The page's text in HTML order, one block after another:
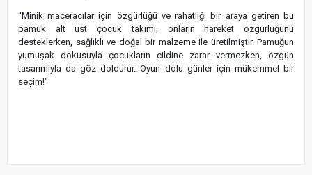
“Minik maceracılar için özgürlüğü ve rahatlığı bir araya getiren bu
pamuk alt üst çocuk takımı, onların hareket özgürlüğünü
desteklerken, sağlıklı ve doğal bir malzeme ile üretilmiştir. Pamuğun
yumuşak dokusuyla çocukların cildine zarar vermezken, özgün
tasarımıyla da göz doldurur. Oyun dolu günler için mükemmel bir
seçim!"